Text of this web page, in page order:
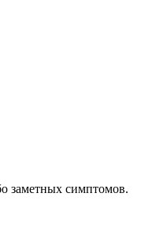
заметных симптомов.